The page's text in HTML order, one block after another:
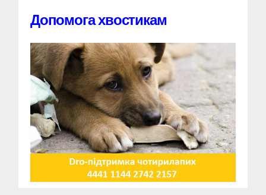
Допомога хвостикам